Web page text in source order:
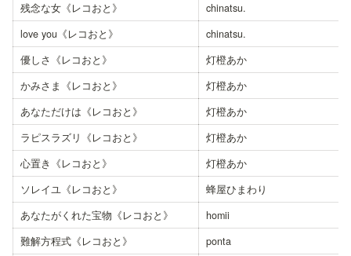
残念な女《レコおと》
chinatsu.
love you《レコおと》
chinatsu.
優しさ《レコおと》
灯橙あか
かみさま《レコおと》
灯橙あか
あなただけは《レコおと》
灯橙あか
ラピスラズリ《レコおと》
灯橙あか
心置き《レコおと》
灯橙あか
ソレイユ《レコおと》
蜂屋ひまわり
あなたがくれた宝物《レコおと》
homii
難解方程式《レコおと》
ponta